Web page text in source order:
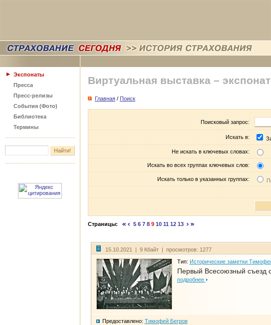
Экспонаты
Пресса
Пресс-релизы
События (Фото)
Библиотека
Термины
Виртуальная выставка –
Главная / Поиск
Поисковый запрос:
Искать в:
Не искать в ключевых словах:
Искать во всех группах ключевых слов:
Искать только в указанных группах:
Страницы: 5 6 7 8 9 10 11 12 13
15.10.2021 | 9 Кбайт | просмотров: 1277
Тип: Исторические заметки
Первый Всесоюзный съезд
подробнее
Предоставлено: Тимофей Бегров